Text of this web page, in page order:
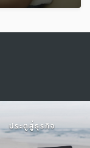
ประตูสู่ธุรกิจ